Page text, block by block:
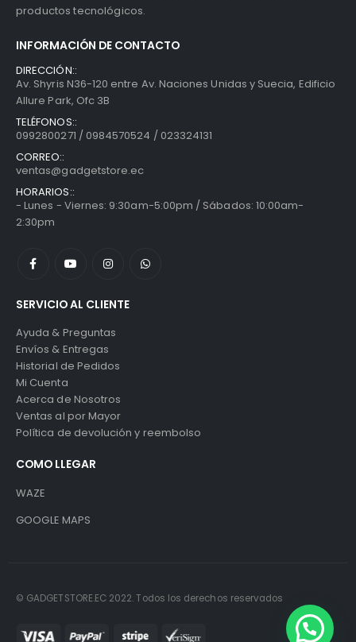
productos tecnológicos.
INFORMACIÓN DE CONTACTO
DIRECCIÓN::
Av. Shyris N36-120 entre Av. Naciones Unidas y Suecia, Edificio
Allure Park, Ofc 3B
TELÉFONOS::
0992800271 / 0984570524 / 023324131
CORREO::
ventas@gadgetstore.ec
HORARIOS::
- Lunes - Viernes: 9:30am-5:00pm / Sábados: 10:00am-
2:30pm
SERVICIO AL CLIENTE
Ayuda & Preguntas
Envíos & Entregas
Historial de Pedidos
Mi Cuenta
Acerca de Nosotros
Ventas al por Mayor
Política de devolución y reembolso
COMO LLEGAR
WAZE
GOOGLE MAPS
© GADGETSTORE.EC 2022. Todos los derechos reservados